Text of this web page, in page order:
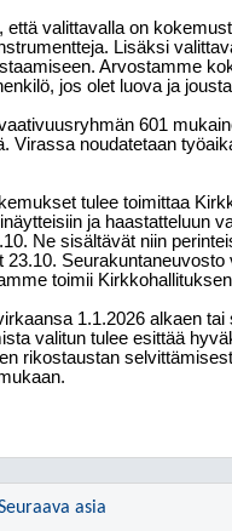
että valittavalla on
Lisäksi
Arvostamme
jos olet luova ja
601
Virassa noudatetaan
tulee toimittaa
ja haastatteluun
Ne sisältävät niin
23.10.
toimii
1.1.2026 alkaen
valitun tulee esittää
rikostaustan
asia